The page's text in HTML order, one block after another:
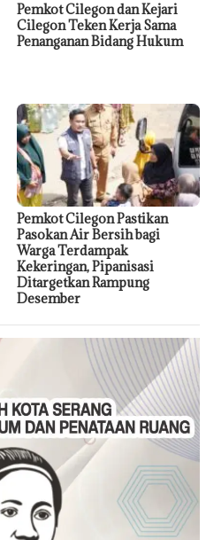
Pemkot Cilegon dan Kejari
Cilegon Teken Kerja Sama
Penanganan Bidang Hukum
Pemkot Cilegon Pastikan
Pasokan Air Bersih bagi
Warga Terdampak
Kekeringan, Pipanisasi
Ditargetkan Rampung
Desember